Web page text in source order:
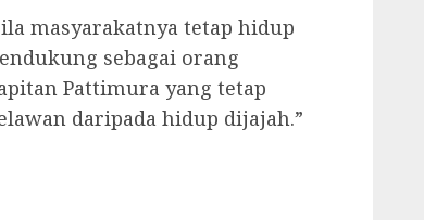
masyarakatnya tetap hidup
sebagai orang
Pattimura yang tetap
daripada hidup dijajah.”